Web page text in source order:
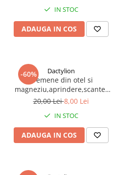
IN STOC
ADAUGA IN COS
-60% Dactylion
Cremene din otel si
magneziu,aprindere,scantei
prin lovire,pana la 3000 de
20,00 Lei8,00 Lei
IN STOC
ADAUGA IN COS